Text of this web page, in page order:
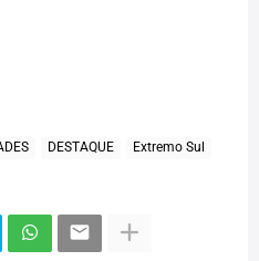
DESTAQUE
Extremo Sul